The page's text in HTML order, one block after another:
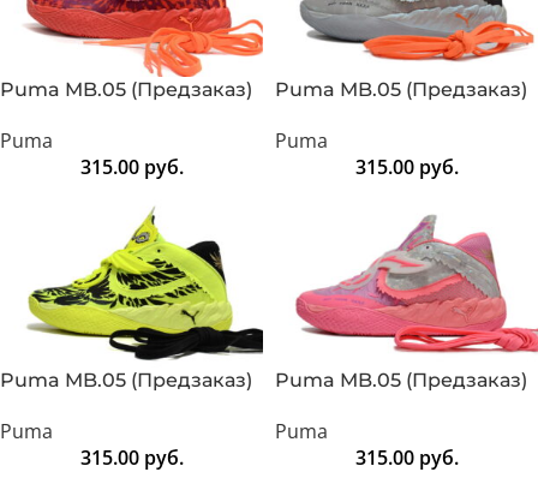
Puma MB.05 (Предзаказ)
Puma
315.00 руб.
Puma MB.05 (Предзаказ)
Puma
315.00 руб.
Puma MB.05 (Предзаказ)
Puma
315.00 руб.
Puma MB.05 (Предзаказ)
Puma
315.00 руб.